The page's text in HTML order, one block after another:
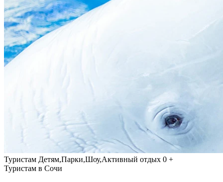
Туристам Детям,Парки,Шоу,Активный отдых 0 +
Туристам в Сочи